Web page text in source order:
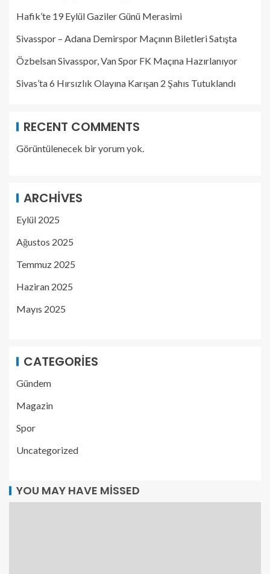
Hafik’te 19 Eylül Gaziler Günü Merasimi
Sivasspor – Adana Demirspor Maçının Biletleri Satışta
Özbelsan Sivasspor, Van Spor FK Maçına Hazırlanıyor
Sivas’ta 6 Hırsızlık Olayına Karışan 2 Şahıs Tutuklandı
RECENT COMMENTS
Görüntülenecek bir yorum yok.
ARCHIVES
Eylül 2025
Ağustos 2025
Temmuz 2025
Haziran 2025
Mayıs 2025
CATEGORIES
Gündem
Magazin
Spor
Uncategorized
YOU MAY HAVE MISSED